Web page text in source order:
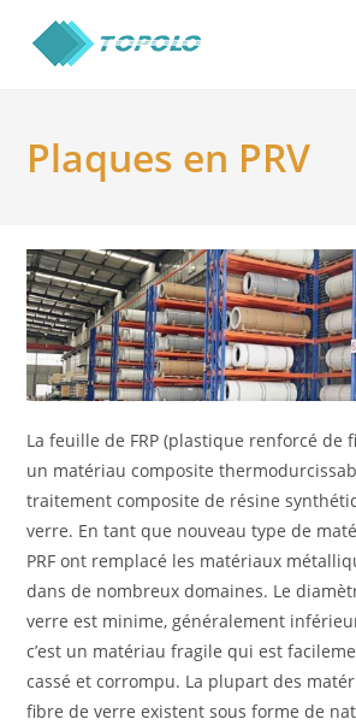
content
Plaques en PRV
La feuille de FRP (plastique renforcé de
un matériau composite
traitement composite de résine
verre. En tant que nouveau type de
PRF ont remplacé les matériaux
dans de nombreux domaines. Le
verre est minime, généralement
c’est un matériau fragile qui est
cassé et corrompu. La plupart des
fibre de verre existent sous forme de